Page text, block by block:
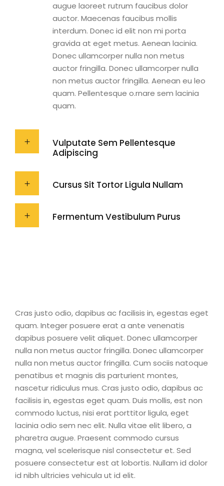
augue laoreet rutrum faucibus dolor
auctor. Maecenas faucibus mollis
interdum. Donec id elit non mi porta
gravida at eget metus. Aenean lacinia.
Donec ullamcorper nulla non metus
auctor fringilla. Donec ullamcorper nulla
non metus auctor fringilla. Aenean eu leo
quam. Pellentesque o.rnare sem lacinia
quam.
Vulputate Sem Pellentesque
Adipiscing
Cursus Sit Tortor Ligula Nullam
Fermentum Vestibulum Purus
Cras justo odio, dapibus ac facilisis in, egestas eget
quam. Integer posuere erat a ante venenatis
dapibus posuere velit aliquet. Donec ullamcorper
nulla non metus auctor fringilla. Donec ullamcorper
nulla non metus auctor fringilla. Cum sociis natoque
penatibus et magnis dis parturient montes,
nascetur ridiculus mus. Cras justo odio, dapibus ac
facilisis in, egestas eget quam. Duis mollis, est non
commodo luctus, nisi erat porttitor ligula, eget
lacinia odio sem nec elit. Nulla vitae elit libero, a
pharetra augue. Praesent commodo cursus
magna, vel scelerisque nisl consectetur et. Sed
posuere consectetur est at lobortis. Nullam id dolor
id nibh ultricies vehicula ut id elit.